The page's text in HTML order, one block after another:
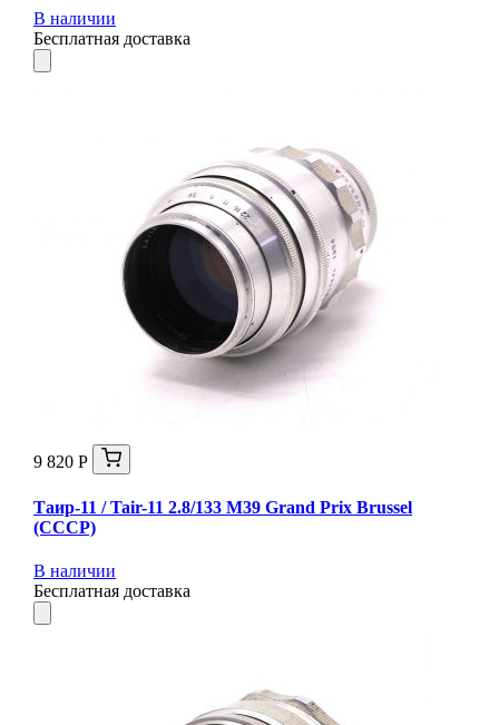
В наличии
Бесплатная доставка
9 820 Р
Таир-11 / Tair-11 2.8/133 M39 Grand Prix Brussel
(СССР)
В наличии
Бесплатная доставка